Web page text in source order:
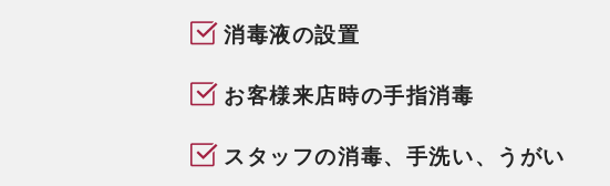
消毒液の設置
お客様来店時の手指消毒
スタッフの消毒、手洗い、うがい